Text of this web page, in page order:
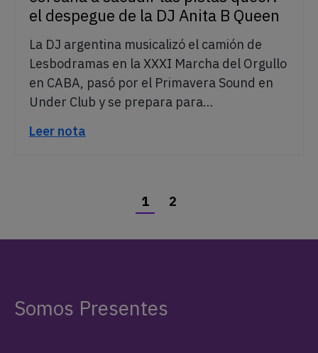
el despegue de la DJ Anita B Queen
La DJ argentina musicalizó el camión de
Lesbodramas en la XXXI Marcha del Orgullo
en CABA, pasó por el Primavera Sound en
Under Club y se prepara para…
Leer nota
1 2
Somos Presentes